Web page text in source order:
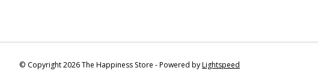
© Copyright 2026 The Happiness Store - Powered byLightspeed